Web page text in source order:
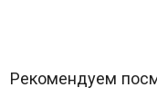
Рекомендуем